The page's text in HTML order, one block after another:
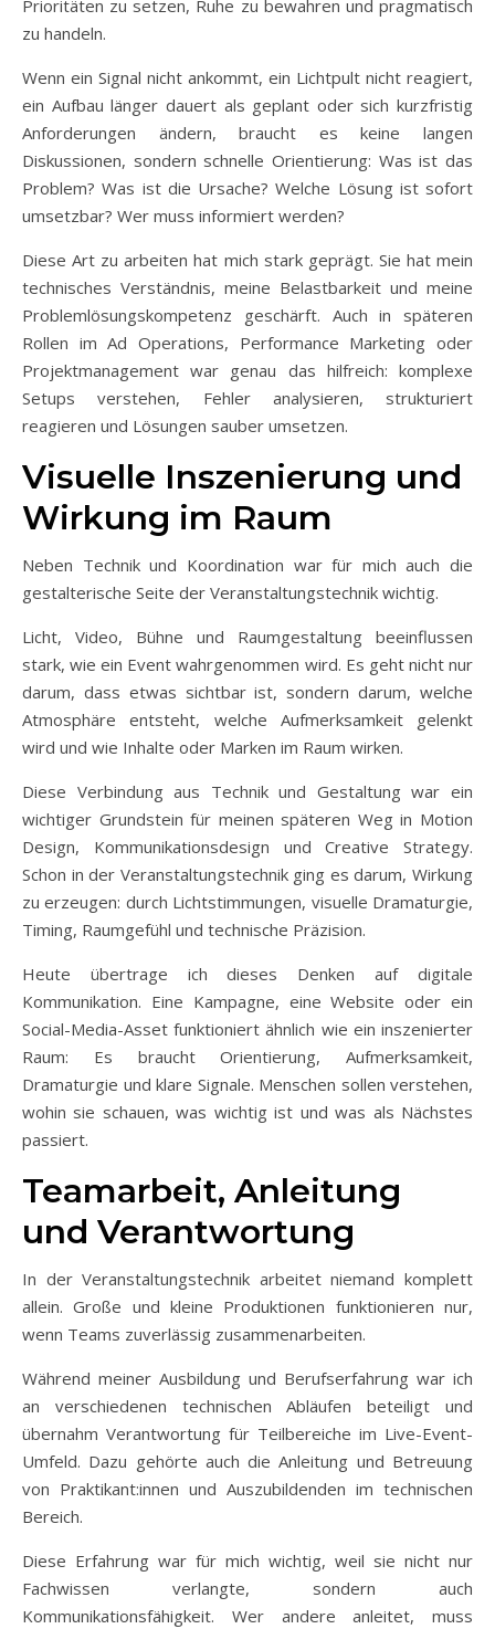
Prioritäten zu setzen, Ruhe zu bewahren und pragmatisch
zu handeln.
Wenn ein Signal nicht ankommt, ein Lichtpult nicht reagiert,
ein Aufbau länger dauert als geplant oder sich kurzfristig
Anforderungen ändern, braucht es keine langen
Diskussionen, sondern schnelle Orientierung: Was ist das
Problem? Was ist die Ursache? Welche Lösung ist sofort
umsetzbar? Wer muss informiert werden?
Diese Art zu arbeiten hat mich stark geprägt. Sie hat mein
technisches Verständnis, meine Belastbarkeit und meine
Problemlösungskompetenz geschärft. Auch in späteren
Rollen im Ad Operations, Performance Marketing oder
Projektmanagement war genau das hilfreich: komplexe
Setups verstehen, Fehler analysieren, strukturiert
reagieren und Lösungen sauber umsetzen.
Visuelle Inszenierung und
Wirkung im Raum
Neben Technik und Koordination war für mich auch die
gestalterische Seite der Veranstaltungstechnik wichtig.
Licht, Video, Bühne und Raumgestaltung beeinflussen
stark, wie ein Event wahrgenommen wird. Es geht nicht nur
darum, dass etwas sichtbar ist, sondern darum, welche
Atmosphäre entsteht, welche Aufmerksamkeit gelenkt
wird und wie Inhalte oder Marken im Raum wirken.
Diese Verbindung aus Technik und Gestaltung war ein
wichtiger Grundstein für meinen späteren Weg in Motion
Design, Kommunikationsdesign und Creative Strategy.
Schon in der Veranstaltungstechnik ging es darum, Wirkung
zu erzeugen: durch Lichtstimmungen, visuelle Dramaturgie,
Timing, Raumgefühl und technische Präzision.
Heute übertrage ich dieses Denken auf digitale
Kommunikation. Eine Kampagne, eine Website oder ein
Social-Media-Asset funktioniert ähnlich wie ein inszenierter
Raum: Es braucht Orientierung, Aufmerksamkeit,
Dramaturgie und klare Signale. Menschen sollen verstehen,
wohin sie schauen, was wichtig ist und was als Nächstes
passiert.
Teamarbeit, Anleitung
und Verantwortung
In der Veranstaltungstechnik arbeitet niemand komplett
allein. Große und kleine Produktionen funktionieren nur,
wenn Teams zuverlässig zusammenarbeiten.
Während meiner Ausbildung und Berufserfahrung war ich
an verschiedenen technischen Abläufen beteiligt und
übernahm Verantwortung für Teilbereiche im Live-Event-
Umfeld. Dazu gehörte auch die Anleitung und Betreuung
von Praktikant:innen und Auszubildenden im technischen
Bereich.
Diese Erfahrung war für mich wichtig, weil sie nicht nur
Fachwissen verlangte, sondern auch
Kommunikationsfähigkeit. Wer andere anleitet, muss